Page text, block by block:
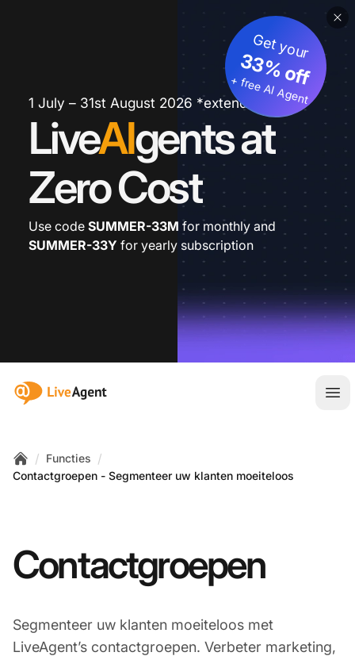
1 July – 31st August 2026 *extended
LiveAIgents at
Zero Cost
Get your
33% off
+ free AI Agent
Use code SUMMER-33M for monthly and
SUMMER-33Y for yearly subscription
:site.title
Home
/ Functies /
Contactgroepen - Segmenteer uw klanten moeiteloos
Contactgroepen
Segmenteer uw klanten moeiteloos met
LiveAgent’s contactgroepen. Verbeter marketing,